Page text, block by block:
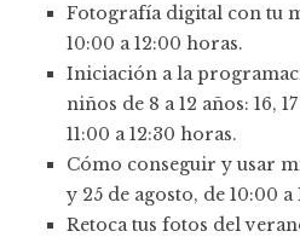
Fotografía digital con tu
10:00 a 12:00 horas.
Iniciación a la
niños de 8 a 12 años: 16,
11:00 a 12:30 horas.
Cómo conseguir y usar
y 25 de agosto, de 10:00 a
Retoca tus fotos del